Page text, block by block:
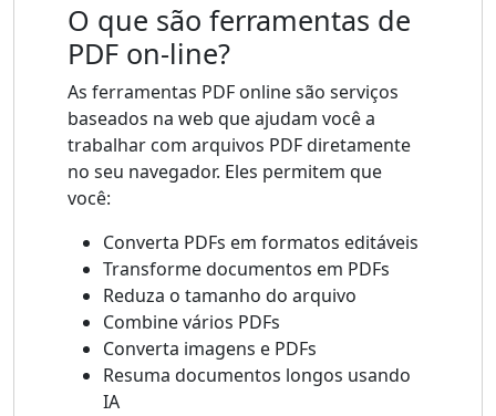
O que são ferramentas de
PDF on-line?
As ferramentas PDF online são serviços
baseados na web que ajudam você a
trabalhar com arquivos PDF diretamente
no seu navegador. Eles permitem que
você:
Converta PDFs em formatos editáveis
Transforme documentos em PDFs
Reduza o tamanho do arquivo
Combine vários PDFs
Converta imagens e PDFs
Resuma documentos longos usando
IA